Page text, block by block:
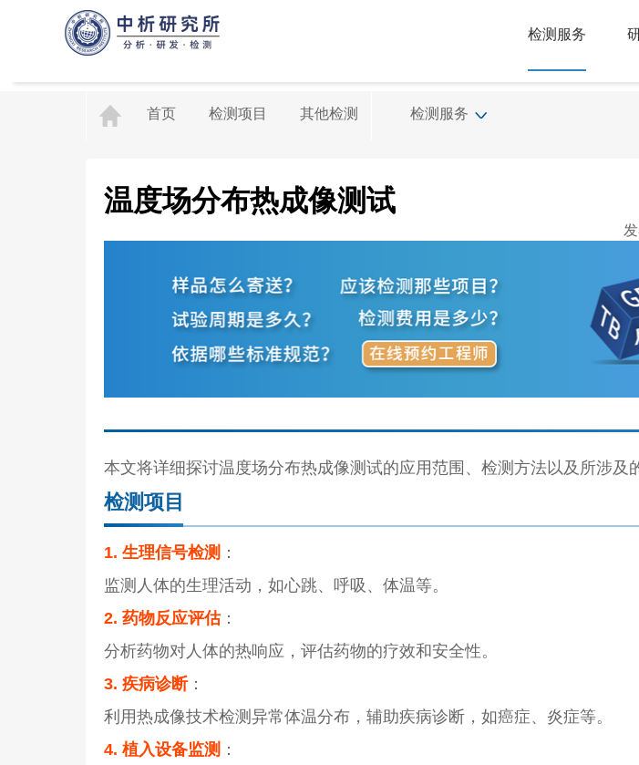
检测服务
首页 检测项目 其他检测 检测服务
温度场分布热成像测试
本文将详细探讨温度场分布热成像测试的应用范围、检测方法以及所涉及
检测项目
1. 生理信号检测 ：
监测人体的生理活动，如心跳、呼吸、体温等。
2. 药物反应评估：
分析药物对人体的热响应，评估药物的疗效和安全性。
3. 疾病诊断：
利用热成像技术检测异常体温分布，辅助疾病诊断，如癌症、炎症等。
4. 植入设备监测 ：